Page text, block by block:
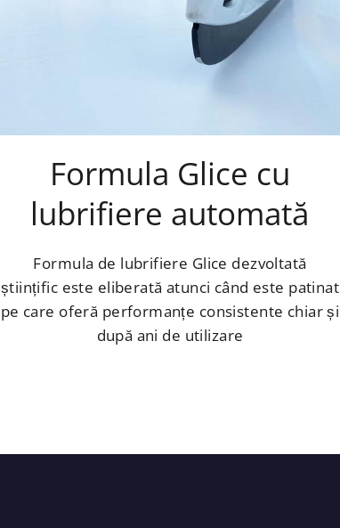
Formula Glice cu
lubrifiere automată
Formula de lubrifiere Glice dezvoltată
științific este eliberată atunci când este patinat
pe care oferă performanțe consistente chiar și
după ani de utilizare